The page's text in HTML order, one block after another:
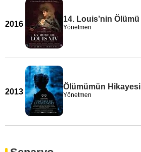
2016
14. Louis’nin Ölümü
Yönetmen
2013
Ölümümün Hikayesi
Yönetmen